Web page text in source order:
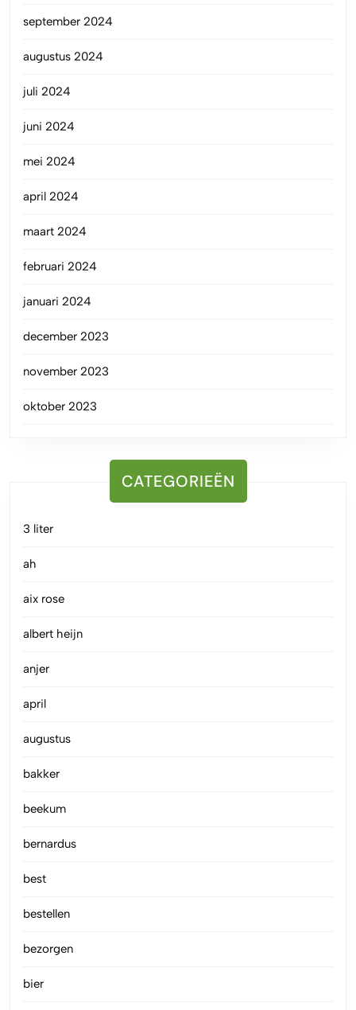
september 2024
augustus 2024
juli 2024
juni 2024
mei 2024
april 2024
maart 2024
februari 2024
januari 2024
december 2023
november 2023
oktober 2023
CATEGORIEËN
3 liter
ah
aix rose
albert heijn
anjer
april
augustus
bakker
beekum
bernardus
best
bestellen
bezorgen
bier